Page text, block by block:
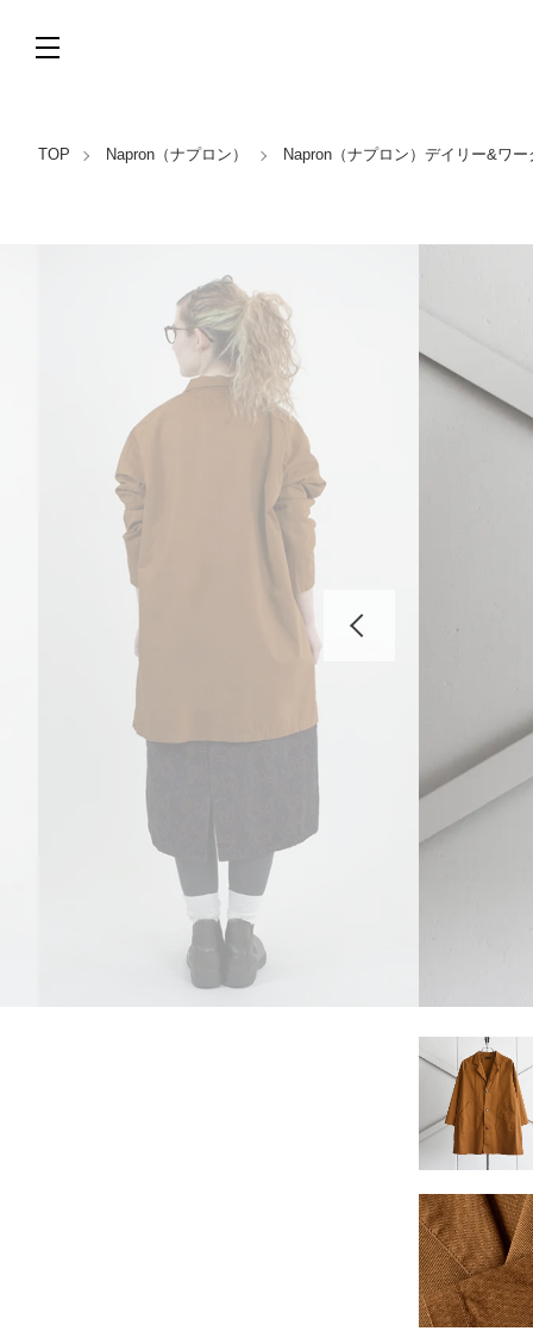
TOP Napron（ナプロン） Napron（ナプロン）デイリー&ワー